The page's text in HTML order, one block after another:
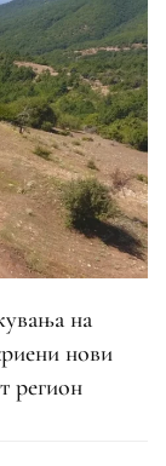
на
нови
регион